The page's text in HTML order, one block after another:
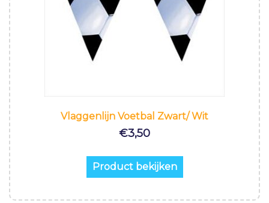
Vlaggenlijn Voetbal Zwart/ Wit
€3,50
Product bekijken